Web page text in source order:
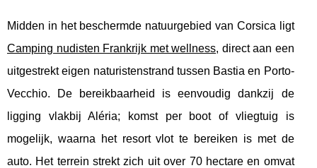
Midden in het beschermde natuurgebied van Corsica ligt
Camping nudisten Frankrijk met wellness, direct aan een
uitgestrekt eigen naturistenstrand tussen Bastia en Porto-
Vecchio. De bereikbaarheid is eenvoudig dankzij de
ligging vlakbij Aléria; komst per boot of vliegtuig is
mogelijk, waarna het resort vlot te bereiken is met de
auto. Het terrein strekt zich uit over 70 hectare en omvat